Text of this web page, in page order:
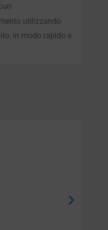
utilizzando
in modo rapido e